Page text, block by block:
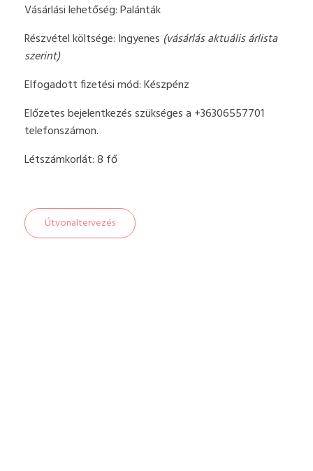
Vásárlási lehetőség: Palánták
Részvétel költsége: Ingyenes (vásárlás aktuális árlista
szerint)
Elfogadott fizetési mód: Készpénz
Előzetes bejelentkezés szükséges a +36306557701
telefonszámon.
Létszámkorlát: 8 fő
Útvonaltervezés